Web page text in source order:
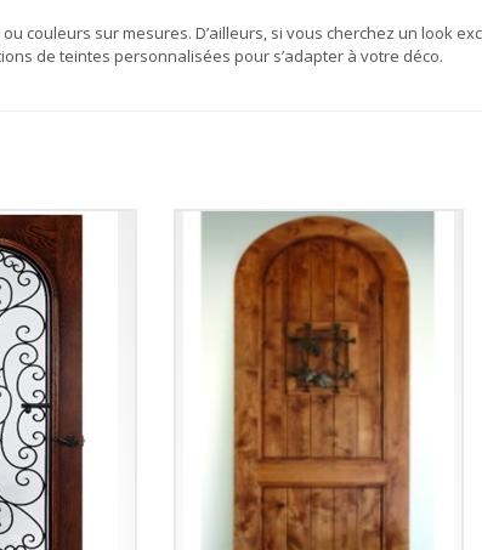
couleurs sur mesures. D’ailleurs, si vous cherchez un look
de teintes personnalisées pour s’adapter à votre déco.